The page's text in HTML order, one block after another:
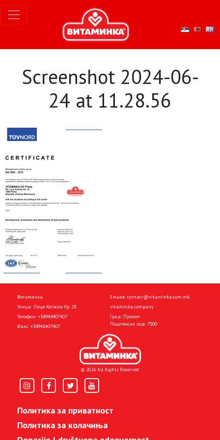
Screenshot 2024-06-
24 at 11.28.56
Витаминка
Улица: Леце Котески бр. 23
Телефон: +38948407407
Факс: +38948407407
Емаил: contact@vitaminka.com.mk
vitaminka.company
Град: Прилеп
Поштенски код: 7500
© 2026 All Rights Reserved
Политика за приватност
Политика за колачиња